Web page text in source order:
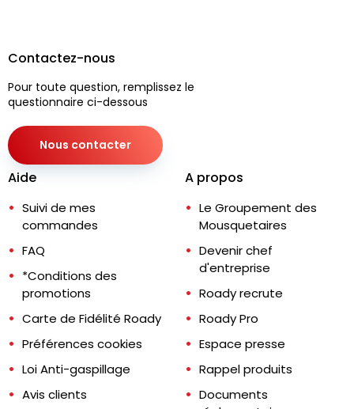
Contactez-nous
Pour toute question, remplissez le
questionnaire ci-dessous
Nous contacter
Aide
Suivi de mes
commandes
FAQ
*Conditions des
promotions
Carte de Fidélité Roady
Préférences cookies
Loi Anti-gaspillage
Avis clients
A propos
Le Groupement des
Mousquetaires
Devenir chef
d'entreprise
Roady recrute
Roady Pro
Espace presse
Rappel produits
Documents